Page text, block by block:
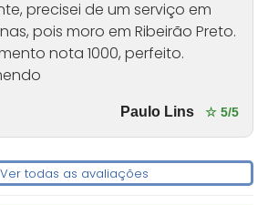
precisei de um serviço em
pois moro em Ribeirão Preto.
nota 1000, perfeito.
Paulo Lins ☆ 5/5
Ver todas as avaliações